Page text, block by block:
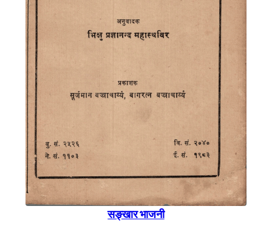
सङ्खार भाजनी